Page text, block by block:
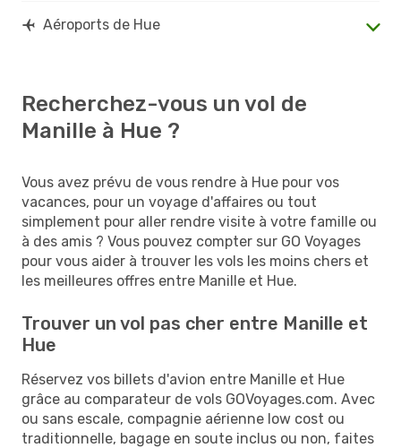
Aéroports de Hue
Recherchez-vous un vol de
Manille à Hue ?
Vous avez prévu de vous rendre à Hue pour vos
vacances, pour un voyage d'affaires ou tout
simplement pour aller rendre visite à votre famille ou
à des amis ? Vous pouvez compter sur GO Voyages
pour vous aider à trouver les vols les moins chers et
les meilleures offres entre Manille et Hue.
Trouver un vol pas cher entre Manille et
Hue
Réservez vos billets d'avion entre Manille et Hue
grâce au comparateur de vols GOVoyages.com. Avec
ou sans escale, compagnie aérienne low cost ou
traditionnelle, bagage en soute inclus ou non, faites